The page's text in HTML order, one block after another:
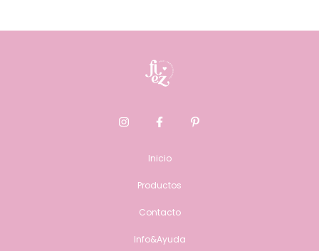
Inicio
Productos
Contacto
Info&Ayuda